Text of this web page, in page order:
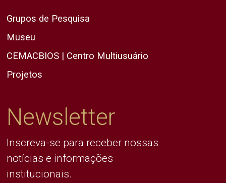
Grupos de Pesquisa
Museu
CEMACBIOS | Centro Multiusuário
Projetos
Newsletter
Inscreva-se para receber nossas
notícias e informações
institucionais.